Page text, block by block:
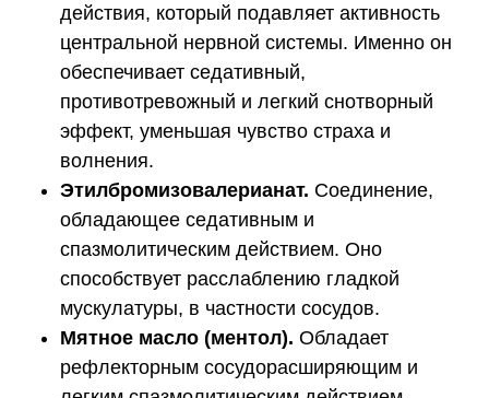
действия, который подавляет активность
центральной нервной системы. Именно он
обеспечивает седативный,
противотревожный и легкий снотворный
эффект, уменьшая чувство страха и
волнения.
Этилбромизовалерианат. Соединение,
обладающее седативным и
спазмолитическим действием. Оно
способствует расслаблению гладкой
мускулатуры, в частности сосудов.
Мятное масло (ментол). Обладает
рефлекторным сосудорасширяющим и